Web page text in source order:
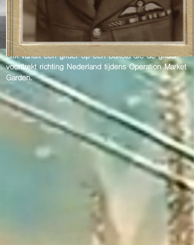
Blik vanuit een glider op een Dakota die de glider
voorttrekt richting Nederland tijdens Operation Market
Garden.